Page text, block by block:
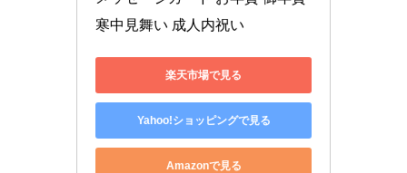
寒中見舞い 成人内祝い
楽天市場で見る
Yahoo!ショッピングで見る
Amazonで見る